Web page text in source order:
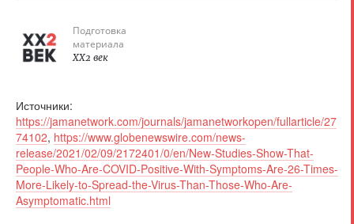
Подготовка
материала
XX2 век
Источники:
https://jamanetwork.com/journals/jamanetworkopen/fullarticle/27
74102, https://www.globenewswire.com/news-
release/2021/02/09/2172401/0/en/New-Studies-Show-That-
People-Who-Are-COVID-Positive-With-Symptoms-Are-26-Times-
More-Likely-to-Spread-the-Virus-Than-Those-Who-Are-
Asymptomatic.html